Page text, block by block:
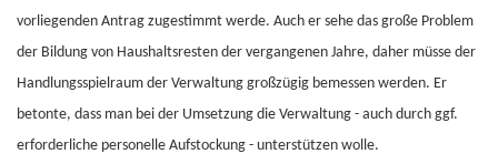
vorliegenden Antrag zugestimmt werde. Auch er sehe das große Problem
der Bildung von Haushaltsresten der vergangenen Jahre, daher müsse der
Handlungsspielraum der Verwaltung großzügig bemessen werden. Er
betonte, dass man bei der Umsetzung die Verwaltung - auch durch ggf.
erforderliche personelle Aufstockung - unterstützen wolle.